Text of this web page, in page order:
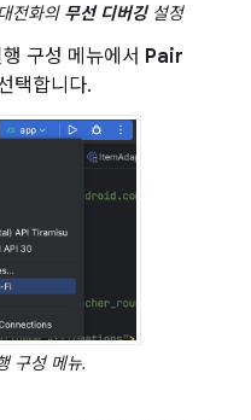
전화의 무선 디버깅설정
구성 메뉴에서 Pair
택합니다.
구성 메뉴.